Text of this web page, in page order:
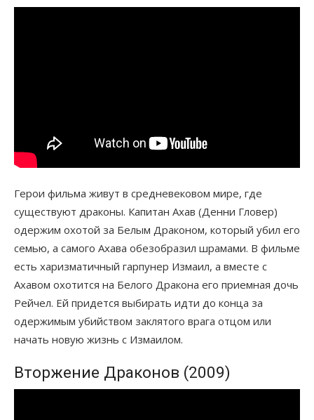
Герои фильма живут в средневековом мире, где
существуют драконы. Капитан Ахав (Денни Гловер)
одержим охотой за Белым Драконом, который убил его
семью, а самого Ахава обезобразил шрамами. В фильме
есть харизматичный гарпунер Измаил, а вместе с
Ахавом охотится на Белого Дракона его приемная дочь
Рейчел. Ей придется выбирать идти до конца за
одержимым убийством заклятого врага отцом или
начать новую жизнь с Измаилом.
Вторжение Драконов (2009)